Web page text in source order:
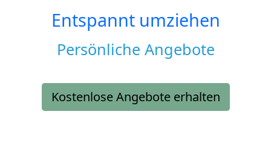
Entspannt umziehen
Persönliche Angebote
Kostenlose Angebote erhalten